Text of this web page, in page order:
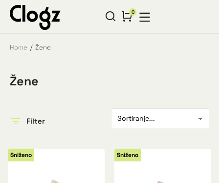
You are here:
Home Žene
Žene
Filter
Sniženo Sniženo